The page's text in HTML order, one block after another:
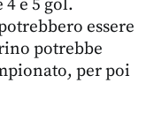
essere
potrebbe
per poi